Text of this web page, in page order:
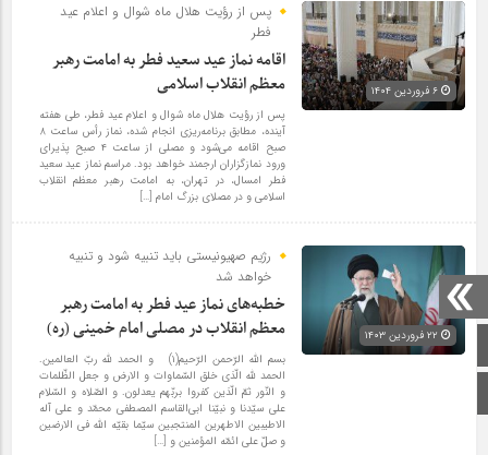
صفحه اصلی
پس از رؤیت هلال ماه شوال و اعلام عید
فطر
اقامه نماز عید سعید فطر به امامت رهبر
معظم انقلاب اسلامی
پس از رؤیت هلال ماه شوال و اعلام عید فطر، طی هفته
آینده، مطابق برنامه‌ریزی انجام شده، نماز رأس ساعت ۸
صبح اقامه می‌شود و مصلی از ساعت ۴ صبح پذیرای
ورود نمازگزاران ارجمند خواهد بود. مراسم نماز عید سعید
فطر امسال، در تهران، به امامت رهبر معظم انقلاب
اسلامی و در مصلای بزرگ امام […]
رژیم صهیونیستی باید تنبیه شود و تنبیه
خواهد شد
خطبه‌های نماز عید فطر به امامت رهبر
معظم انقلاب در مصلی امام خمینی (ره)
بسم الله الرّحمن الرّحیم(۱) و الحمد لله ربّ العالمین.
الحمد لله الّذی خلق السّماوات و الارض و جعل الظّلمات
و النّور ثمّ الّذین کفروا بربّهم یعدلون. و الصّلاه و السّلام
علی سیّدنا و نبیّنا ابی‌القاسم المصطفی محمّد و علی آله
الاطیبین الاطهرین المنتجبین سیّما بقیّه الله فی الارضین
و صلّ علی ائمّه المؤمنین و […]